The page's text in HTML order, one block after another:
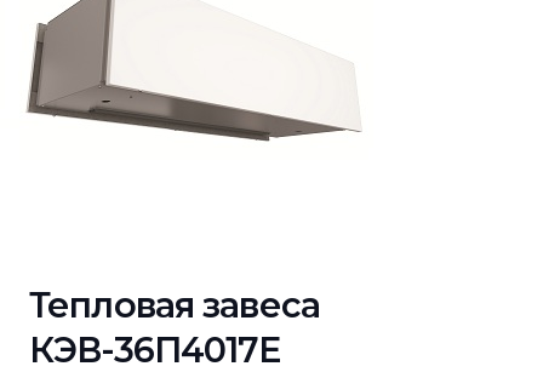
Тепловая завеса
КЭВ-36П4017Е